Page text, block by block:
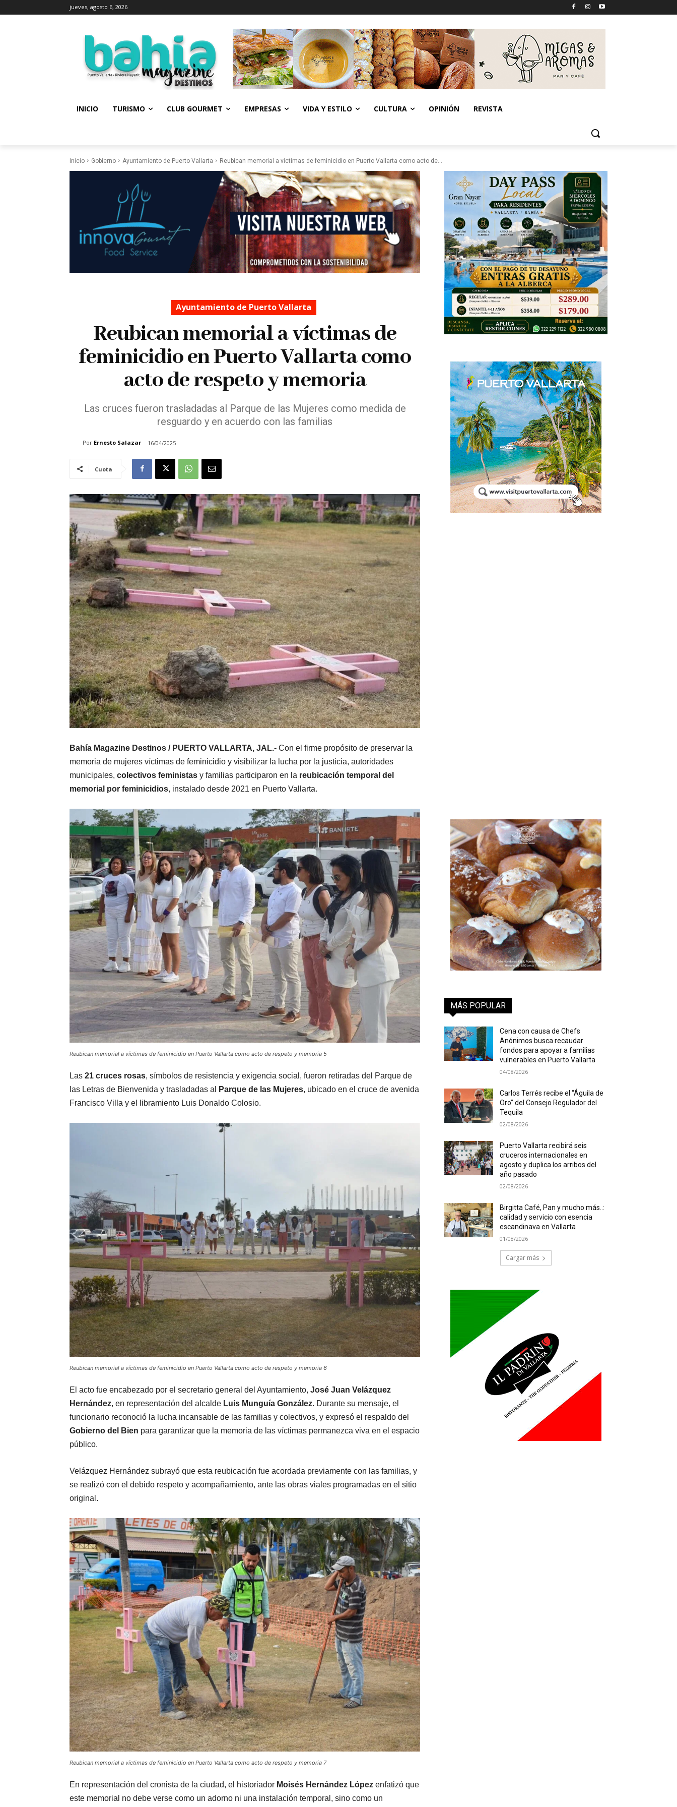
jueves, agosto 6, 2026
INICIO TURISMO CLUB GOURMET EMPRESAS VIDA Y ESTILO CULTURA OPINIÓN REVISTA
Inicio Gobierno Ayuntamiento de Puerto Vallarta Reubican memorial a víctimas de feminicidio en Puerto Vallarta como acto de...
Ayuntamiento de Puerto Vallarta
Reubican memorial a víctimas de
feminicidio en Puerto Vallarta como
acto de respeto y memoria
⁠Las cruces fueron trasladadas al Parque de las Mujeres como medida de
resguardo y en acuerdo con las familias
Por Ernesto Salazar 16/04/2025
Cuota
Bahía Magazine Destinos / PUERTO VALLARTA, JAL.- Con el firme propósito de preservar la
memoria de mujeres víctimas de feminicidio y visibilizar la lucha por la justicia, autoridades
municipales, colectivos feministas y familias participaron en la reubicación temporal del
memorial por feminicidios, instalado desde 2021 en Puerto Vallarta.
Reubican memorial a víctimas de feminicidio en Puerto Vallarta como acto de respeto y memoria 5
Las 21 cruces rosas, símbolos de resistencia y exigencia social, fueron retiradas del Parque de
las Letras de Bienvenida y trasladadas al
Parque de las Mujeres, ubicado en el cruce de avenida
Francisco Villa y el libramiento Luis Donaldo Colosio.
Reubican memorial a víctimas de feminicidio en Puerto Vallarta como acto de respeto y memoria 6
El acto fue encabezado por el secretario general del Ayuntamiento, José Juan Velázquez
Hernández, en representación del alcalde Luis Munguía González. Durante su mensaje, el
funcionario reconoció la lucha incansable de las familias y colectivos, y expresó el respaldo del
Gobierno del Bien para garantizar que la memoria de las víctimas permanezca viva en el espacio
público.
Velázquez Hernández subrayó que esta reubicación fue acordada previamente con las familias, y
se realizó con el debido respeto y acompañamiento, ante las obras viales programadas en el sitio
original.
Reubican memorial a víctimas de feminicidio en Puerto Vallarta como acto de respeto y memoria 7
En representación del cronista de la ciudad, el historiador Moisés Hernández López enfatizó que
este memorial no debe verse como un adorno ni una instalación temporal, sino como un
MÁS POPULAR
Cena con causa de Chefs
Anónimos busca recaudar
fondos para apoyar a familias
vulnerables en Puerto Vallarta
04/08/2026
Carlos Terrés recibe el “Águila de
Oro” del Consejo Regulador del
Tequila
02/08/2026
Puerto Vallarta recibirá seis
cruceros internacionales en
agosto y duplica los arribos del
año pasado
02/08/2026
Birgitta Café, Pan y mucho más..:
calidad y servicio con esencia
escandinava en Vallarta
01/08/2026
Cargar más